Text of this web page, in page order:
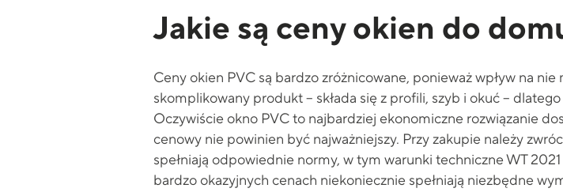
Jakie są ceny okien do
Ceny okien PVC są bardzo zróżnicowane, ponieważ wpływ na
skomplikowany produkt – składa się z profili, szyb i okuć –
Oczywiście okno PVC to najbardziej ekonomiczne rozwiązanie
cenowy nie powinien być najważniejszy. Przy zakupie należy
spełniają odpowiednie normy, w tym warunki techniczne WT
bardzo okazyjnych cenach niekoniecznie spełniają niezbędne